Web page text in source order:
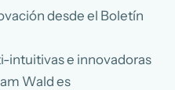
desde el Boletín
intuitivas e innovadoras
Wald es